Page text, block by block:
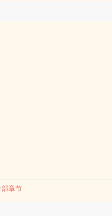
男八女的超级大luanjiao，可以
章节